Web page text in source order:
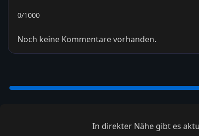
0/1000
Noch keine Kommentare vorhanden.
In direkter Nähe gibt es